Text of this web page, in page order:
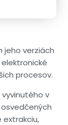
jeho verziách
elektronické
procesov.
vyvinutého v
osvedčených
extrakciu,